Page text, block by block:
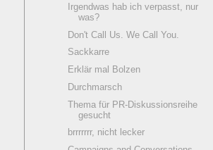
Irgendwas hab ich verpasst, nur
was?
Don't Call Us. We Call You.
Sackkarre
Erklär mal Bolzen
Durchmarsch
Thema für PR-Diskussionsreihe
gesucht
brrrrrrr, nicht lecker